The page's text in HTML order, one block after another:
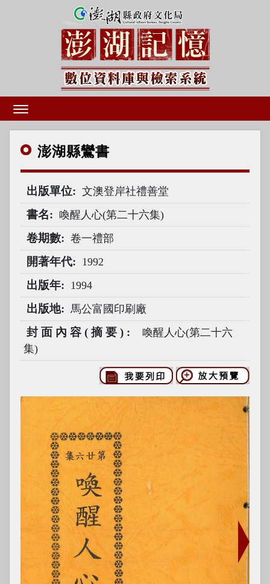
澎湖縣鸞書
出版單位 文澳登岸社禮善堂
書名 喚醒人心(第二十六集)
卷期數 卷一禮部
開著年代 1992
出版年 1994
出版地 馬公富國印刷廠
封面內容(摘要)
喚醒人心(第二十六
集)